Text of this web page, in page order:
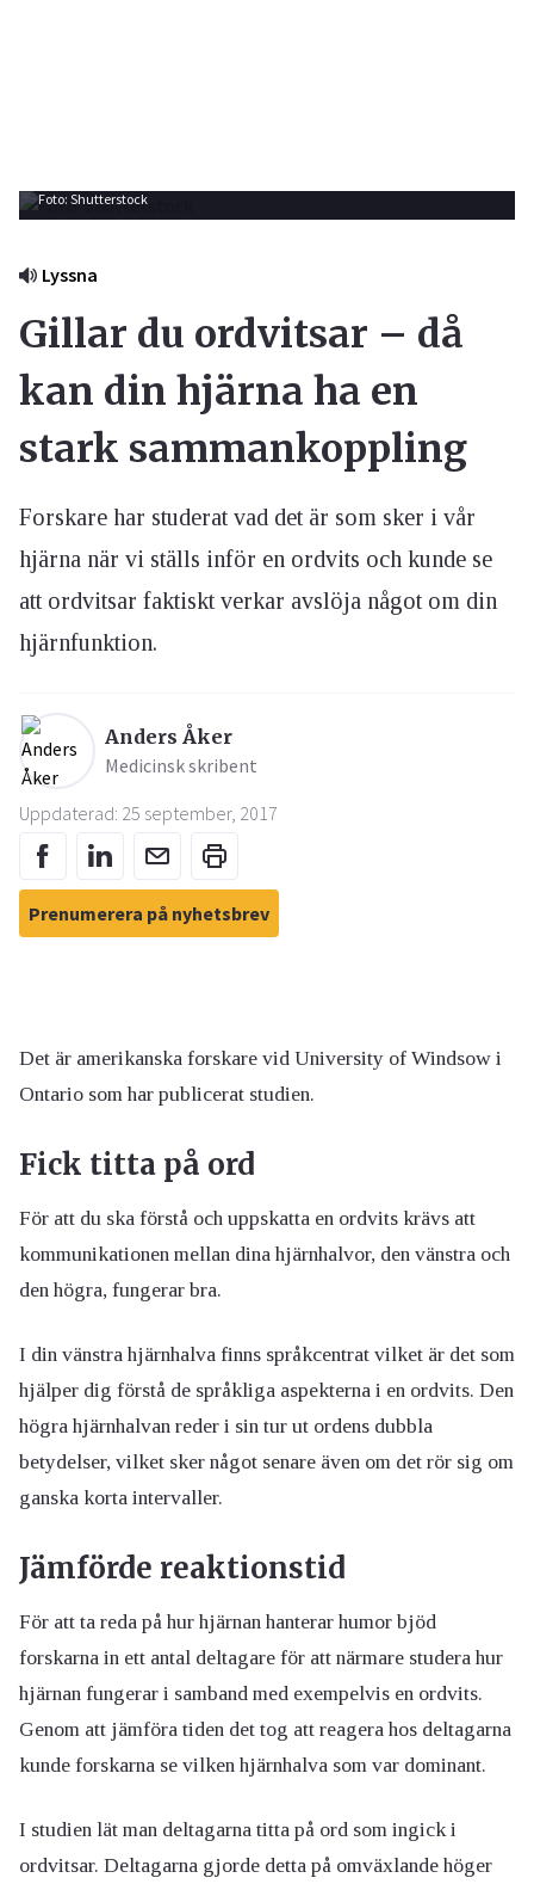
Foto: Shutterstock
Lyssna
Gillar du ordvitsar – då
kan din hjärna ha en
stark sammankoppling
Forskare har studerat vad det är som sker i vår
hjärna när vi ställs inför en ordvits och kunde se
att ordvitsar faktiskt verkar avslöja något om din
hjärnfunktion.
Anders Åker
Medicinsk skribent
Uppdaterad: 25 september, 2017
Prenumerera på nyhetsbrev
Det är amerikanska forskare vid University of Windsow i
Ontario som har publicerat studien.
Fick titta på ord
För att du ska förstå och uppskatta en ordvits krävs att
kommunikationen mellan dina hjärnhalvor, den vänstra och
den högra, fungerar bra.
I din vänstra hjärnhalva finns språkcentrat vilket är det som
hjälper dig förstå de språkliga aspekterna i en ordvits. Den
högra hjärnhalvan reder i sin tur ut ordens dubbla
betydelser, vilket sker något senare även om det rör sig om
ganska korta intervaller.
Jämförde reaktionstid
För att ta reda på hur hjärnan hanterar humor bjöd
forskarna in ett antal deltagare för att närmare studera hur
hjärnan fungerar i samband med exempelvis en ordvits.
Genom att jämföra tiden det tog att reagera hos deltagarna
kunde forskarna se vilken hjärnhalva som var dominant.
I studien lät man deltagarna titta på ord som ingick i
ordvitsar. Deltagarna gjorde detta på omväxlande höger